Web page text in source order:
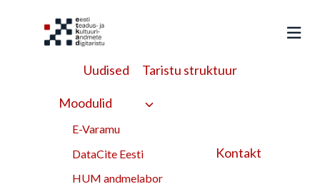
Uudised Taristu struktuur
Moodulid
E-Varamu
DataCite Eesti
HUM andmelabor
Kontakt
Kätryn Varkel